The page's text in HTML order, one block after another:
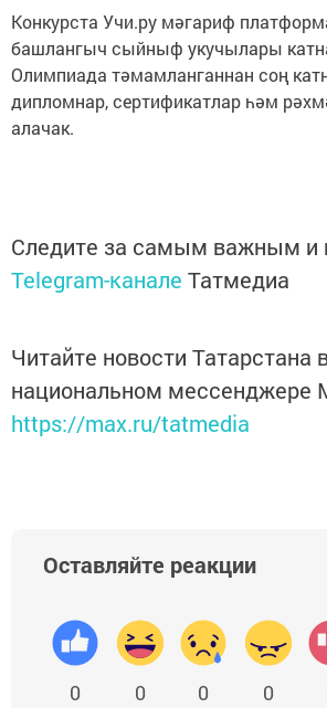
Конкурста Учи.ру мәгариф
башлангыч сыйныф укучылары
Олимпиада тәмамланганнан соң
дипломнар, сертификатлар һәм
алачак.
Следите за самым важным и
Telegram-канале Татмедиа
Читайте новости Татарстана
национальном мессенджере
https://max.ru/tatmedia
Оставляйте реакции
0 0 0 0